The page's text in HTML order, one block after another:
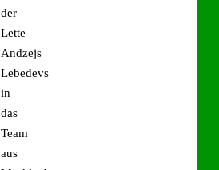
der
Lette
Andzejs
Lebedevs
in
das
Team
aus